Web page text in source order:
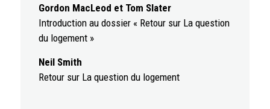
Gordon MacLeod et Tom Slater
Introduction au dossier « Retour sur La question
du logement »
Neil Smith
Retour sur La question du logement